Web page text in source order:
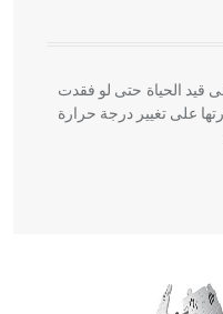
قيد الحياة حتى لو فقدت
على تغيير درجة حرارة
في جروح الرأس. ويعود